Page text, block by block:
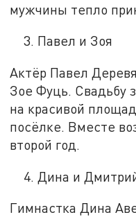
мужчины тепло
Павел и Зоя
Актёр Павел
Зое Фуць. Свадьбу
на красивой
посёлке. Вместе
второй год.
Дина и
Гимнастка Дина